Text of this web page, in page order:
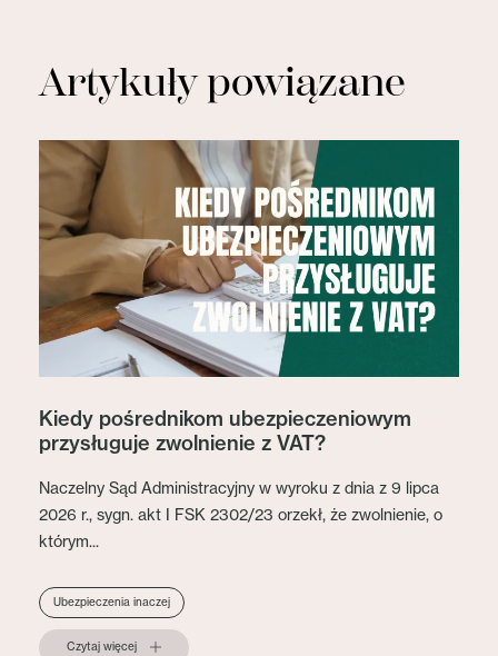
Artykuły powiązane
Kiedy pośrednikom ubezpieczeniowym
przysługuje zwolnienie z VAT?
Naczelny Sąd Administracyjny w wyroku z dnia z 9 lipca
2026 r., sygn. akt I FSK 2302/23 orzekł, że zwolnienie, o
którym...
Ubezpieczenia inaczej
Czytaj więcej